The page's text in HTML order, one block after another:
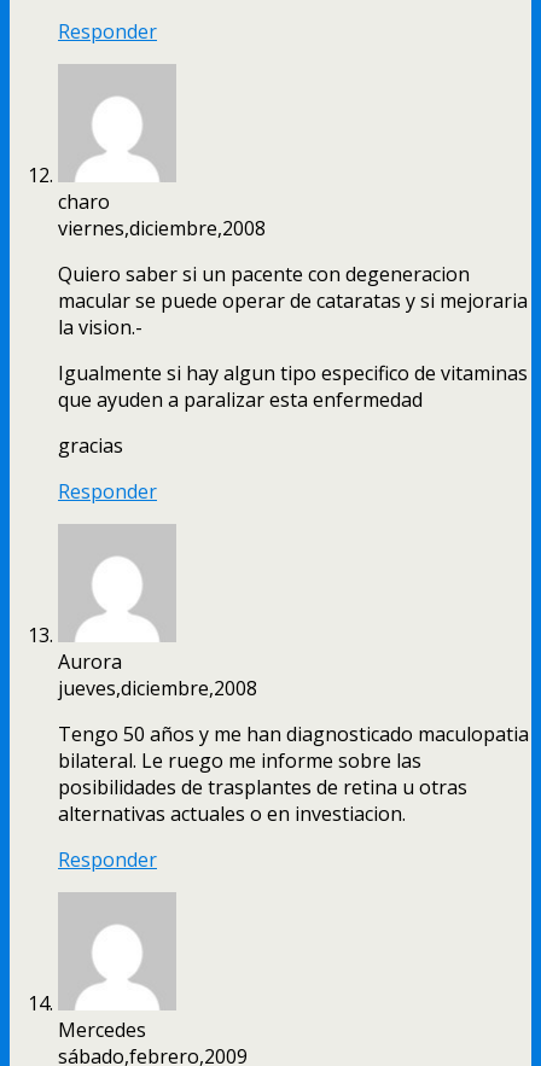
Responder
charo
viernes,diciembre,2008
Quiero saber si un pacente con degeneracion
macular se puede operar de cataratas y si mejoraria
la vision.-
Igualmente si hay algun tipo especifico de vitaminas
que ayuden a paralizar esta enfermedad
gracias
Responder
Aurora
jueves,diciembre,2008
Tengo 50 años y me han diagnosticado maculopatia
bilateral. Le ruego me informe sobre las
posibilidades de trasplantes de retina u otras
alternativas actuales o en investiacion.
Responder
Mercedes
sábado,febrero,2009